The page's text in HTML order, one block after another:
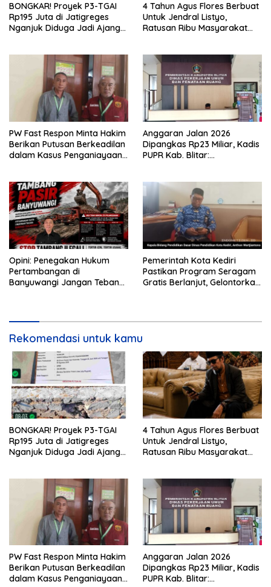
BONGKAR! Proyek P3-TGAI
Rp195 Juta di Jatigreges
Nganjuk Diduga Jadi Ajang
4 Tahun Agus Flores Berbuat
Untuk Jendral Listyo,
Ratusan Ribu Masyarakat
PW Fast Respon Minta Hakim
Berikan Putusan Berkeadilan
dalam Kasus Penganiayaan
Anggaran Jalan 2026
Dipangkas Rp23 Miliar, Kadis
PUPR Kab. Blitar:
Opini: Penegakan Hukum
Pertambangan di
Banyuwangi Jangan Tebang
Pemerintah Kota Kediri
Pastikan Program Seragam
Gratis Berlanjut, Gelontorkan
Rekomendasi untuk kamu
BONGKAR! Proyek P3-TGAI
Rp195 Juta di Jatigreges
Nganjuk Diduga Jadi Ajang
4 Tahun Agus Flores Berbuat
Untuk Jendral Listyo,
Ratusan Ribu Masyarakat
PW Fast Respon Minta Hakim
Berikan Putusan Berkeadilan
dalam Kasus Penganiayaan
Anggaran Jalan 2026
Dipangkas Rp23 Miliar, Kadis
PUPR Kab. Blitar: